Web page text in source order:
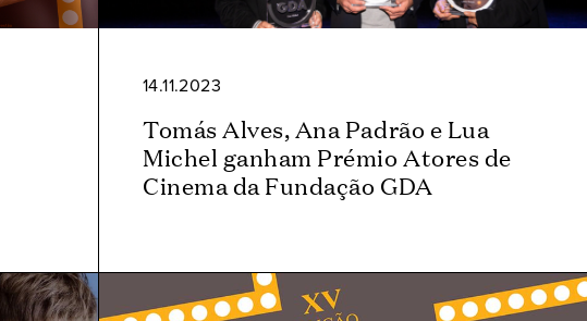
14.11.2023
Tomás Alves, Ana Padrão e Lua
Michel ganham Prémio Atores de
Cinema da Fundação GDA